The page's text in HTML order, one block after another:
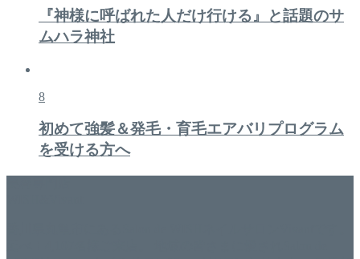
『神様に呼ばれた人だけ行ける』と話題のサ
ムハラ神社
8
初めて強髪＆発毛・育毛エアバリプログラム
を受ける方へ